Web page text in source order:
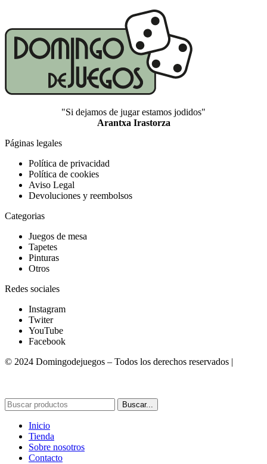
"Si dejamos de jugar estamos jodidos"
Arantxa Irastorza
Páginas legales
Política de privacidad
Política de cookies
Aviso Legal
Devoluciones y reembolsos
Categorias
Juegos de mesa
Tapetes
Pinturas
Otros
Redes sociales
Instagram
Twiter
YouTube
Facebook
© 2024 Domingodejuegos – Todos los derechos reservados |
Buscar...
Inicio
Tienda
Sobre nosotros
Contacto